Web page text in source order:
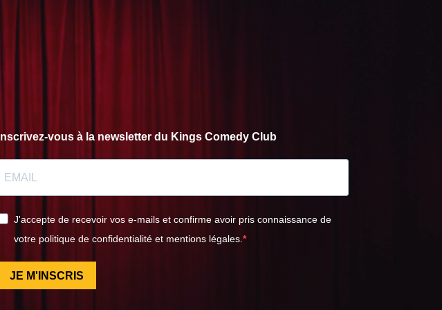
Inscrivez-vous à la newsletter du Kings Comedy Club
J'accepte de recevoir vos e-mails et confirme avoir pris connaissance de
votre politique de confidentialité et mentions légales.
JE M'INSCRIS